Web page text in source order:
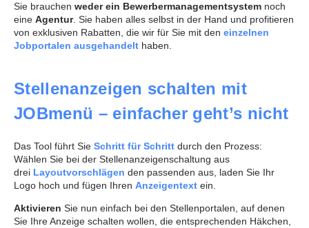
Sie brauchen weder ein Bewerbermanagementsystem noch
eine Agentur. Sie haben alles selbst in der Hand und profitieren
von exklusiven Rabatten, die wir für Sie mit den einzelnen
Jobportalen ausgehandelt haben.
Stellenanzeigen schalten mit
JOBmenü – einfacher geht’s nicht
Das Tool führt Sie Schritt für Schritt durch den Prozess:
Wählen Sie bei der Stellenanzeigenschaltung aus
drei Layoutvorschlägen den passenden aus, laden Sie Ihr
Logo hoch und fügen Ihren Anzeigentext ein.
Aktivieren Sie nun einfach bei den Stellenportalen, auf denen
Sie Ihre Anzeige schalten wollen, die entsprechenden Häkchen,